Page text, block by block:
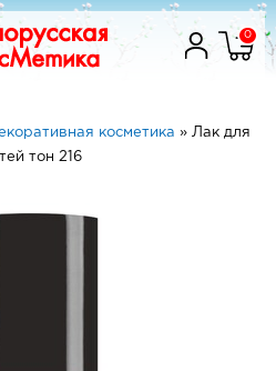
0
косметика » Лак для
тон 216